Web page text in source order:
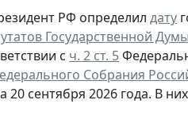
РФ определил дату
Государственной
с ч. 2 ст. 5
Собрания
20 сентября 2026 года. В